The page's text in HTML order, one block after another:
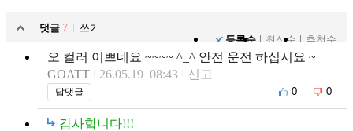
댓글 7
쓰기
등록순
최신순 추천순
오 컬러 이쁘네요 ~~~~ ^_^ 안전 운전 하십시요 ~
GOATT
26.05.19 08:43 신고
답댓글 0 0
감사합니다!!!